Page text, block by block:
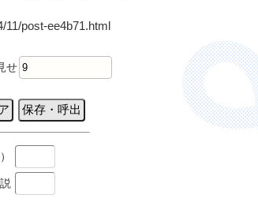
11/post-ee4b71.html
せ